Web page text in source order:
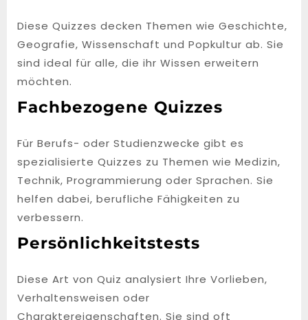
Diese Quizzes decken Themen wie Geschichte,
Geografie, Wissenschaft und Popkultur ab. Sie
sind ideal für alle, die ihr Wissen erweitern
möchten.
Fachbezogene Quizzes
Für Berufs- oder Studienzwecke gibt es
spezialisierte Quizzes zu Themen wie Medizin,
Technik, Programmierung oder Sprachen. Sie
helfen dabei, berufliche Fähigkeiten zu
verbessern.
Persönlichkeitstests
Diese Art von Quiz analysiert Ihre Vorlieben,
Verhaltensweisen oder
Charaktereigenschaften. Sie sind oft